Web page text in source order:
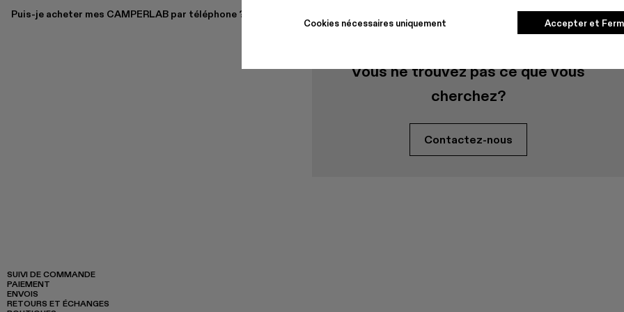
Cookies nécessaires uniquement Accepter et
Puis-je acheter mes CAMPERLAB par téléphone ?
Vous ne trouvez pas ce que vous
cherchez?
Contactez-nous
SUIVI DE COMMANDE
PAIEMENT
ENVOIS
RETOURS ET ÉCHANGES